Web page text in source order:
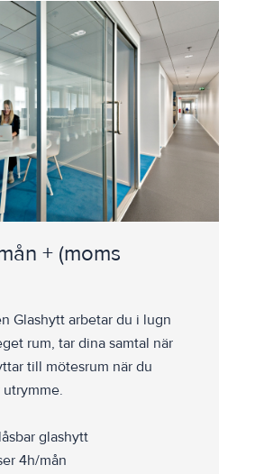
+ (moms
Glashytt arbetar du i lugn
rum, tar dina samtal när
till mötesrum när du
glashytt
4h/mån